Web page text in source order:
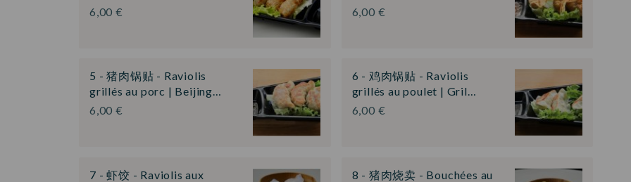
6,00 €
6,00 €
5 - 猪肉锅贴 - Raviolis
grillés au porc | Beijing…
6,00 €
6 - 鸡肉锅贴 - Raviolis
grillés au poulet | Gril…
6,00 €
7 - 虾饺 - Raviolis aux
8 - 猪肉烧卖 - Bouchées au